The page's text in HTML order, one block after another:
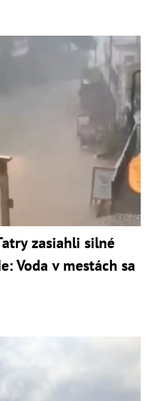
zasiahli silné
Voda v mestách sa